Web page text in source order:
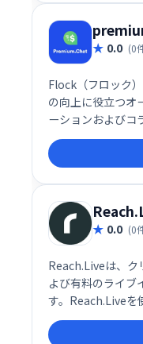
0.0 (0
Flock（フロック
の向上に役立つオ
ーションおよびコ
す。
0.0 (0
Reach.Liveは、ク
よび有料のライブ
す。Reach.Liveを
ブイベントを開
ができます。